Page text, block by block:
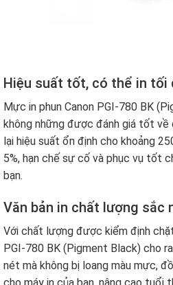
Hiệu suất tốt, có thể in tối
Mực in phun Canon PGI-780 BK
không những được đánh giá tốt về
lại hiệu suất ổn định cho khoảng
5%, hạn chế sự cố và phục vụ tốt
bạn.
Văn bản in chất lượng sắc
Với chất lượng được kiểm định
PGI-780 BK (Pigment Black) cho
nét mà không bị loang màu mực,